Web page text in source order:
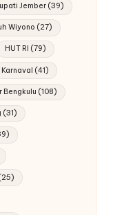
Jember(39)
Wiyono (27)
HUT RI (79)
Karnaval (41)
Bengkulu (108)
(31)